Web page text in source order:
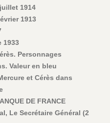
1914
1913
1933
Personnages
Valeur en bleu
et Cérès dans
DE FRANCE
Le Secrétaire Général (2